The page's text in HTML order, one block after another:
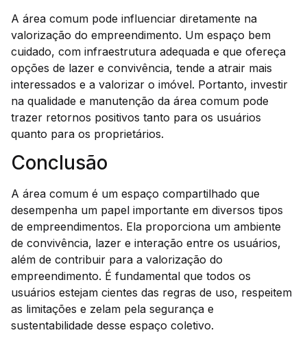
A área comum pode influenciar diretamente na
valorização do empreendimento. Um espaço bem
cuidado, com infraestrutura adequada e que ofereça
opções de lazer e convivência, tende a atrair mais
interessados e a valorizar o imóvel. Portanto, investir
na qualidade e manutenção da área comum pode
trazer retornos positivos tanto para os usuários
quanto para os proprietários.
Conclusão
A área comum é um espaço compartilhado que
desempenha um papel importante em diversos tipos
de empreendimentos. Ela proporciona um ambiente
de convivência, lazer e interação entre os usuários,
além de contribuir para a valorização do
empreendimento. É fundamental que todos os
usuários estejam cientes das regras de uso, respeitem
as limitações e zelam pela segurança e
sustentabilidade desse espaço coletivo.